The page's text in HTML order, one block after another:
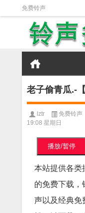
免费铃声
老子偷青瓜.-
lztr 免费铃声
19:08 星期日
播放/暂停
本站提供各类
的免费下载，
声以及经典免